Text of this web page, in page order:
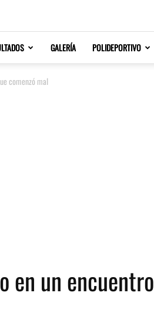
GALERÍA POLIDEPORTIVO
comenzó mal
en un encuentro